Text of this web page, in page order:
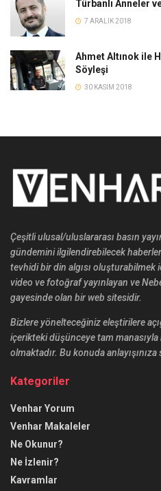
Türbanlı Anneler
7 ARALIK 2018
Ahmet Altınok ile
Söyleşi
30 KASIM 2018
Çeşitli ulusal/uluslararası basın
gündemini ilgilendirebilecek
tevhidi bir din algısı oluşturabilmek
video ve fotoğraf yayınlayan ve
gayesinde olan bir web sitesidir.
Bizlere yönelteceğiniz eleştirilere
içerikteki düşünceye tam manasıyla
olmaktadır. Bu konuda anlayışınıza
Kategoriler
Venhar Yorum
Venhar Makaleler
Ne Okunur?
Ne İzlenir?
Kavramlar